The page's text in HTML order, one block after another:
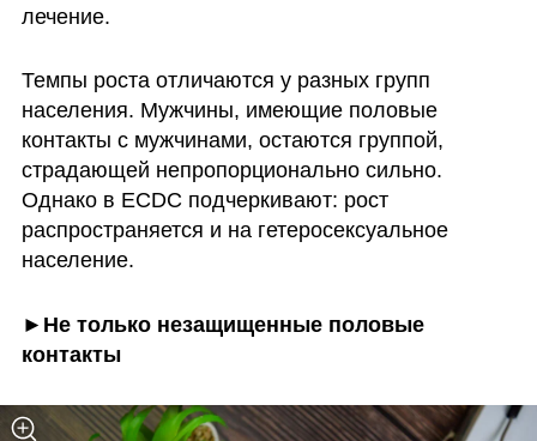
лечение.
Темпы роста отличаются у разных групп
населения. Мужчины, имеющие половые
контакты с мужчинами, остаются группой,
страдающей непропорционально сильно.
Однако в ECDC подчеркивают: рост
распространяется и на гетеросексуальное
население.
►Не только незащищенные половые
контакты